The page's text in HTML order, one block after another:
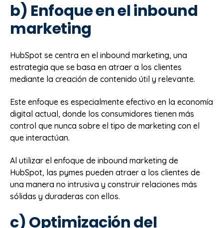
b) Enfoque en el inbound
marketing
HubSpot se centra en el inbound marketing, una
estrategia que se basa en atraer a los clientes
mediante la creación de contenido útil y relevante.
Este enfoque es especialmente efectivo en la economía
digital actual, donde los consumidores tienen más
control que nunca sobre el tipo de marketing con el
que interactúan.
Al utilizar el enfoque de inbound marketing de
HubSpot, las pymes pueden atraer a los clientes de
una manera no intrusiva y construir relaciones más
sólidas y duraderas con ellos.
c) Optimización del